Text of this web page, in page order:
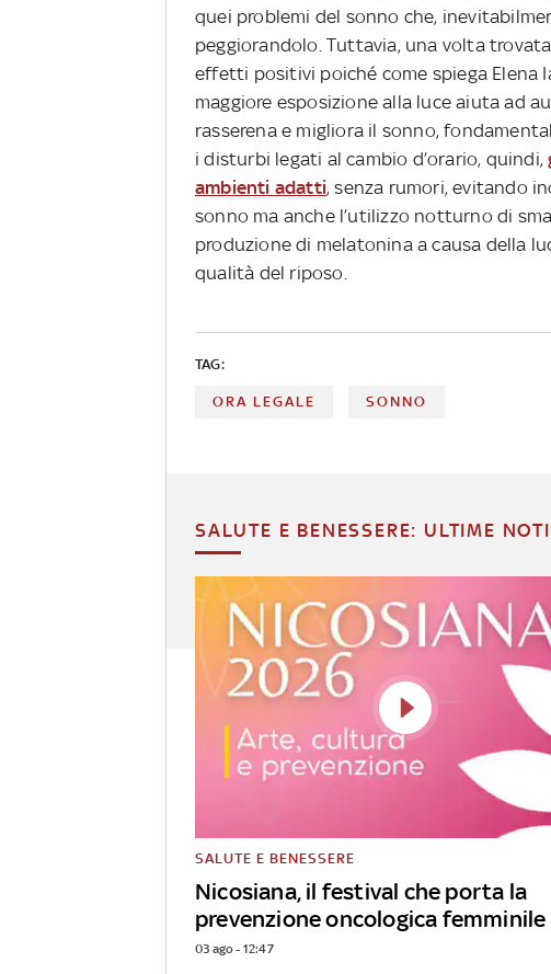
quei problemi del sonno che,
peggiorandolo. Tuttavia, una volta
effetti positivi poiché come spiega Elena
maggiore esposizione alla luce aiuta ad
rasserena e migliora il sonno,
i disturbi legati al cambio d’orario, quindi,
ambienti adatti, senza rumori, evitando
sonno ma anche l’utilizzo notturno di
produzione di melatonina a causa della
qualità del riposo.
TAG:
ORA LEGALE SONNO
SALUTE E BENESSERE: ULTIME
Nicosiana, il festival che porta la
prevenzione oncologica femminile
SALUTE E BENESSERE
03 ago - 12:47